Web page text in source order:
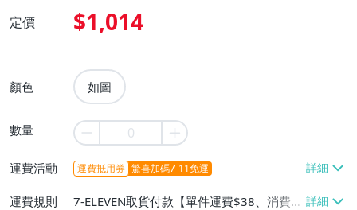
定價 $1,014
顏色 如圖
數量
運費活動 運費抵用券 驚喜加碼7-11免運
運費規則
7-ELEVEN取貨付款【單件運費$38、消費滿